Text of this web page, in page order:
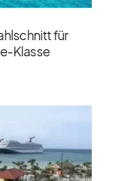
für
Klasse